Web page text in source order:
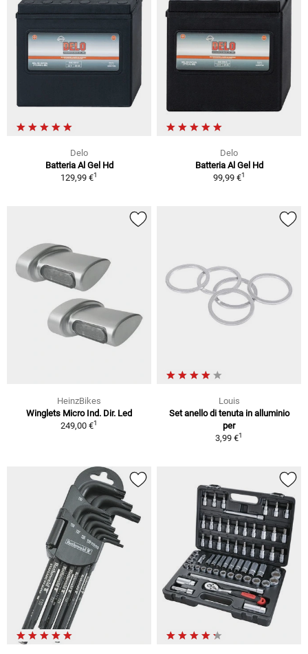
Delo
Batteria Al Gel Hd
129,99 €1
Delo
Batteria Al Gel Hd
99,99 €1
HeinzBikes
Winglets Micro Ind. Dir. Led
249,00 €1
Louis
Set anello di tenuta in alluminio
per
3,99 €1